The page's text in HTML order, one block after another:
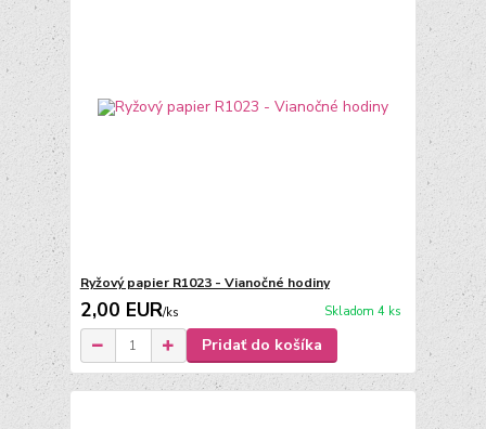
Ryžový papier R1023 - Vianočné hodiny
2,00 EUR/ks Skladom 4 ks
Pridať do košíka